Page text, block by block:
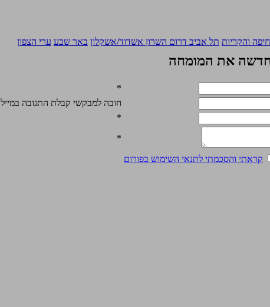
חיפה והקריות תל אביב דרום השרון אשדוד/אשקלון באר שבע ערי הצפון
את המומחה
*
חובה למבקשי קבלת התגובה במייל
*
*
קראתי והסכמתי לתנאי השימוש בפורום